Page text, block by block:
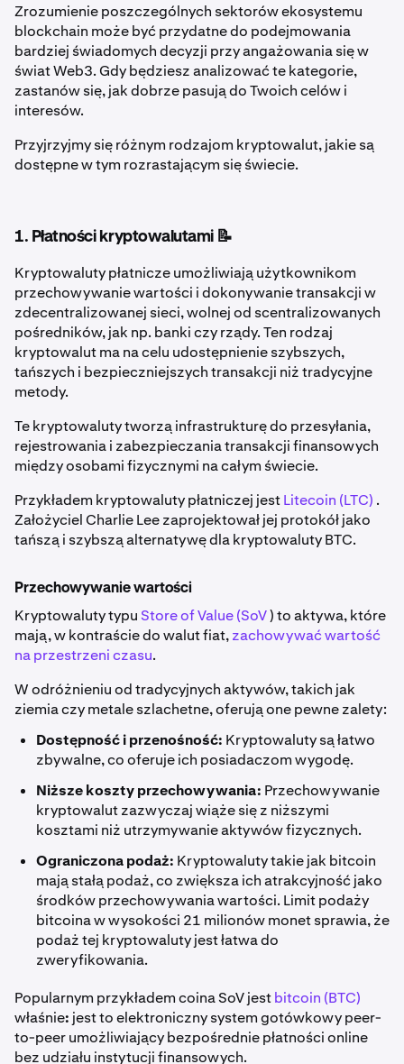
Zrozumienie poszczególnych sektorów ekosystemu
blockchain może być przydatne do podejmowania
bardziej świadomych decyzji przy angażowania się w
świat Web3. Gdy będziesz analizować te kategorie,
zastanów się, jak dobrze pasują do Twoich celów i
interesów.
Przyjrzyjmy się różnym rodzajom kryptowalut, jakie są
dostępne w tym rozrastającym się świecie.
1. Płatności kryptowalutami 📝
Kryptowaluty płatnicze umożliwiają użytkownikom
przechowywanie wartości i dokonywanie transakcji w
zdecentralizowanej sieci, wolnej od scentralizowanych
pośredników, jak np. banki czy rządy. Ten rodzaj
kryptowalut ma na celu udostępnienie szybszych,
tańszych i bezpieczniejszych transakcji niż tradycyjne
metody.
Te kryptowaluty tworzą infrastrukturę do przesyłania,
rejestrowania i zabezpieczania transakcji finansowych
między osobami fizycznymi na całym świecie.
Przykładem kryptowaluty płatniczej jestLitecoin (LTC) .
Założyciel Charlie Lee zaprojektował jej protokół jako
tańszą i szybszą alternatywę dla kryptowaluty BTC.
Przechowywanie wartości
Kryptowaluty typu Store of Value (SoV) to aktywa, które
mają, w kontraście do walut fiat,zachowywać wartość
na przestrzeni czasu.
W odróżnieniu od tradycyjnych aktywów, takich jak
ziemia czy metale szlachetne, oferują one pewne zalety:
Dostępność i przenośność: Kryptowaluty są łatwo
zbywalne, co oferuje ich posiadaczom wygodę.
Niższe koszty przechowywania: Przechowywanie
kryptowalut zazwyczaj wiąże się z niższymi
kosztami niż utrzymywanie aktywów fizycznych.
Ograniczona podaż: Kryptowaluty takie jak bitcoin
mają stałą podaż, co zwiększa ich atrakcyjność jako
środków przechowywania wartości. Limit podaży
bitcoina w wysokości 21 milionów monet sprawia, że
podaż tej kryptowaluty jest łatwa do
zweryfikowania.
Popularnym przykładem coina SoV jestbitcoin (BTC)
właśnie: jest to elektroniczny system gotówkowy peer-
to-peer umożliwiający bezpośrednie płatności online
bez udziału instytucji finansowych.